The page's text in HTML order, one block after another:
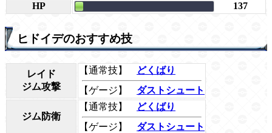
HP
137
ヒドイデのおすすめ技
レイド
ジム攻撃
【通常技】
どくばり
【ゲージ】
ダストシュート
ジム防衛
【通常技】
どくばり
【ゲージ】
ダストシュート